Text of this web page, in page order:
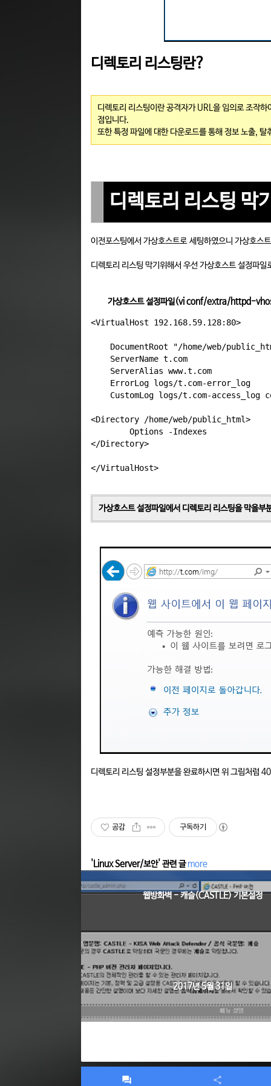
디렉토리 리스팅란?
디렉토리 리스팅이란 공격자가 URL을 임의로 조작
점입니다.
또한 특정 파일에 대한 다운로드를 통해 정보 노출, 탈
디렉토리 리스팅 막
이전포스팅에서 가상호스트로 세팅하였으니 가상호스
디렉토리 리스팅 막기위해서 우선 가상호스트 설정파일
가상호스트 설정파일(vi conf/extra/httpd-
<VirtualHost 192.168.59.128:80>
DocumentRoot "/home/web/
    ServerName t.com
    ServerAlias www.t.com
    ErrorLog logs/t.com-error_log
CustomLog logs/t.com-access_log
<Directory /home/web/public_html>
        Options -Indexes
</Directory>
가상호스트 설정파일에서 디렉토리 리스팅을 막을
디렉토리 리스팅 설정부분을 완료하시면 위 그림처럼
공감 구독하기
'Linux Server/보안' 관련 글 more
웹방화벽 - 캐슬(CASTLE) 기본설정
2017년 5월 31일